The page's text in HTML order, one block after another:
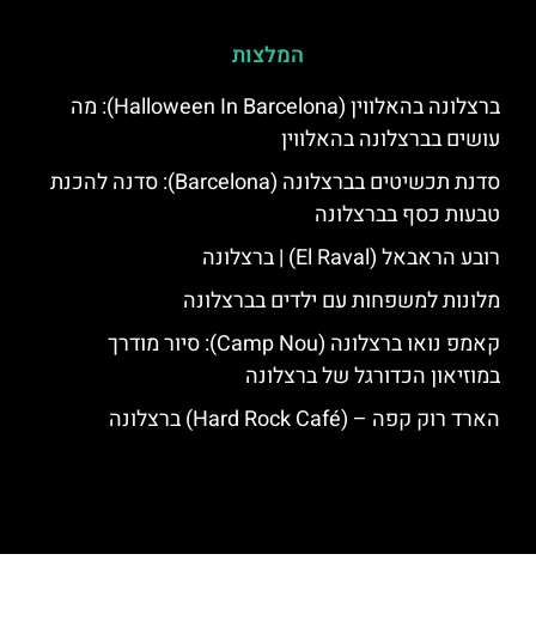
המלצות
ברצלונה בהאלווין (Halloween In Barcelona): מה
עושים בברצלונה בהאלווין
סדנת תכשיטים בברצלונה (Barcelona): סדנה להכנת
טבעות כסף בברצלונה
רובע הראבאל (El Raval) | ברצלונה
מלונות למשפחות עם ילדים בברצלונה
קאמפ נואו ברצלונה (Camp Nou): סיור מודרך
במוזיאון הכדורגל של ברצלונה
הארד רוק קפה – (Hard Rock Café) ברצלונה